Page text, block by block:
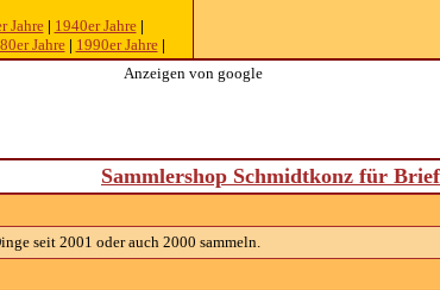
Jahre | 1940er Jahre |
Jahre | 1990er Jahre |
Anzeigen von google
Sammlershop Schmidtkonz für
seit 2001 oder auch 2000 sammeln.